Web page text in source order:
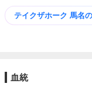
テイクザホーク 馬名
血統